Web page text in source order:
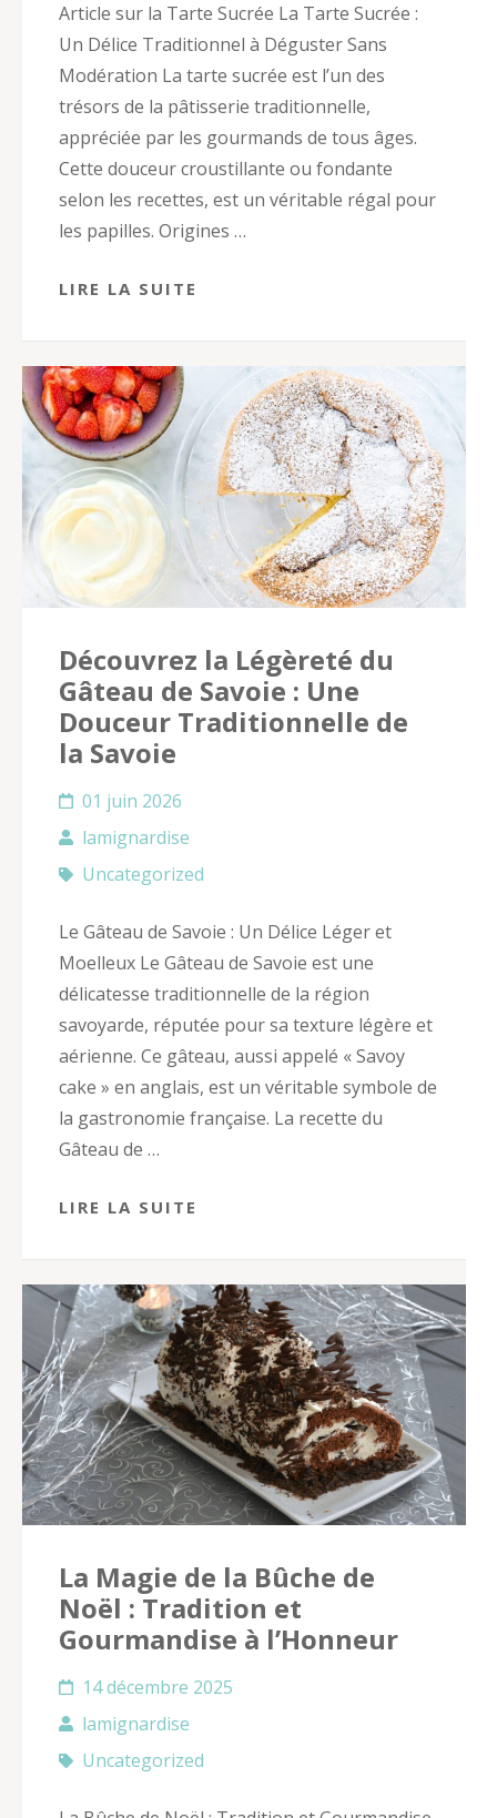
Article sur la Tarte Sucrée La Tarte Sucrée :
Un Délice Traditionnel à Déguster Sans
Modération La tarte sucrée est l’un des
trésors de la pâtisserie traditionnelle,
appréciée par les gourmands de tous âges.
Cette douceur croustillante ou fondante
selon les recettes, est un véritable régal pour
les papilles. Origines …
LIRE LA SUITE
Découvrez la Légèreté du
Gâteau de Savoie : Une
Douceur Traditionnelle de
la Savoie
01 juin 2026
lamignardise
Uncategorized
Le Gâteau de Savoie : Un Délice Léger et
Moelleux Le Gâteau de Savoie est une
délicatesse traditionnelle de la région
savoyarde, réputée pour sa texture légère et
aérienne. Ce gâteau, aussi appelé « Savoy
cake » en anglais, est un véritable symbole de
la gastronomie française. La recette du
Gâteau de …
LIRE LA SUITE
La Magie de la Bûche de
Noël : Tradition et
Gourmandise à l’Honneur
14 décembre 2025
lamignardise
Uncategorized